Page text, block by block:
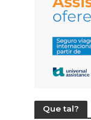
Que tal?